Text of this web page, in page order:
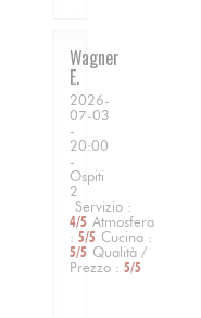
Wagner
E
2026-
07-03
-
20:00
-
Ospiti
2
Servizio :
4/5 Atmosfera
: 5/5 Cucina :
5/5 Qualità /
Prezzo : 5/5